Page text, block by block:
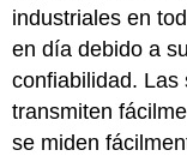
industriales en
en día debido a
confiabilidad. Las
transmiten
se miden